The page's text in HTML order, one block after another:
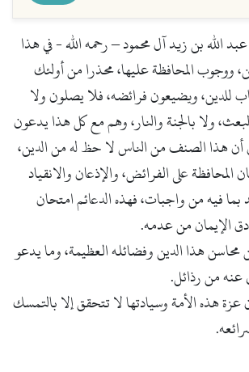
الله بن زيد آل محمود – رحمه الله - في هذا
ووجوب المحافظة عليها، محذرا من أولئك
للدين، ويضيعون فرائضه، فلا يصلون ولا
ولا بالجنة والنار، وهم مع كل هذا يدعون
أن هذا الصنف من الناس لا حظ له من الدين،
المحافظة على الفرائض، والإذعان والانقياد
بما فيه من واجبات، فهذه الدعائم امتحان
الإيمان من عدمه.
هذا الدين وفضائله العظيمة، وما يدعو
عنه من رذائل.
عزة هذه الأمة وسيادتها لا تتحقق إلا بالتمسك